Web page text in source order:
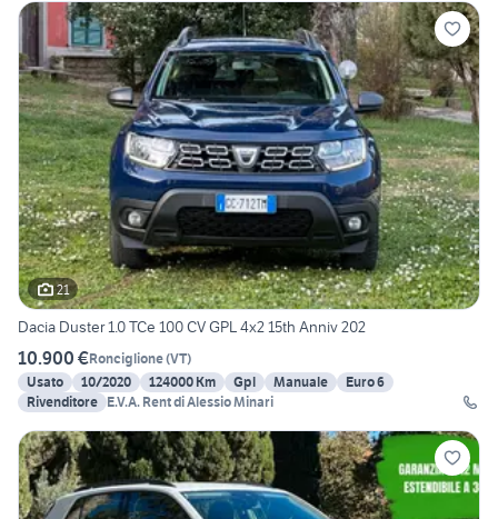
21
Dacia Duster 1.0 TCe 100 CV GPL 4x2 15th Anniv 202
10.900 €Ronciglione(VT)
Usato
10/2020 124000 Km Gpl Manuale
Euro 6
Rivenditore E.V.A. Rent di Alessio Minari